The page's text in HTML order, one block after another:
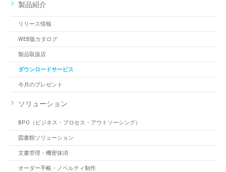
製品紹介
リリース情報
WEB版カタログ
製品取扱店
ダウンロードサービス
今月のプレゼント
ソリューション
BPO（ビジネス・プロセス・アウトソーシング）
図書館ソリューション
文書管理・機密抹消
オーダー手帳・ノベルティ制作